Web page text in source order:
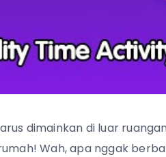
dimainkan di luar
Wah, apa nggak